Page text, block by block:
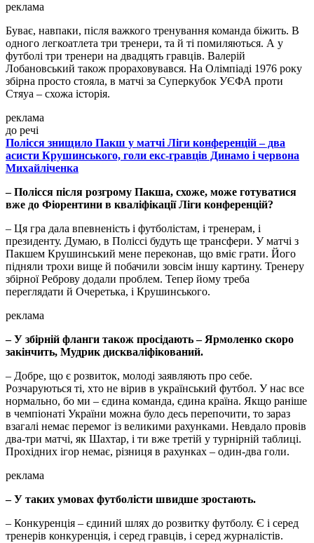
реклама
Буває, навпаки, після важкого тренування команда біжить. В
одного легкоатлета три тренери, та й ті помиляються. А у
футболі три тренери на двадцять гравців. Валерій
Лобановський також прораховувався. На Олімпіаді 1976 року
збірна просто стояла, в матчі за Суперкубок УЄФА проти
Стяуа – схожа історія.
реклама
до речі
Полісся знищило Пакш у матчі Ліги конференцій – два
асисти Крушинського, голи екс-гравців Динамо і червона
Михайліченка
– Полісся після розгрому Пакша, схоже, може готуватися
вже до Фіорентини в кваліфікації Ліги конференцій?
– Ця гра дала впевненість і футболістам, і тренерам, і
президенту. Думаю, в Поліссі будуть ще трансфери. У матчі з
Пакшем Крушинський мене переконав, що вміє грати. Його
підняли трохи вище й побачили зовсім іншу картину. Тренеру
збірної Реброву додали проблем. Тепер йому треба
переглядати й Очеретька, і Крушинського.
реклама
– У збірній фланги також просідають – Ярмоленко скоро
закінчить, Мудрик дискваліфікований.
– Добре, що є розвиток, молоді заявляють про себе.
Розчаруються ті, хто не вірив в український футбол. У нас все
нормально, бо ми – єдина команда, єдина країна. Якщо раніше
в чемпіонаті України можна було десь перепочити, то зараз
взагалі немає перемог із великими рахунками. Невдало провів
два-три матчі, як Шахтар, і ти вже третій у турнірній таблиці.
Прохідних ігор немає, різниця в рахунках – один-два голи.
реклама
– У таких умовах футболісти швидше зростають.
– Конкуренція – єдиний шлях до розвитку футболу. Є і серед
тренерів конкуренція, і серед гравців, і серед журналістів.